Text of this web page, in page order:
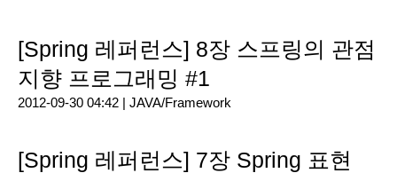
[Spring 레퍼런스] 8장 스프링의 관점
지향 프로그래밍 #1
2012-09-30 04:42 | JAVA/Framework
[Spring 레퍼런스] 7장 Spring 표현